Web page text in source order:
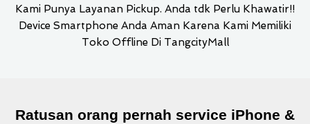
Kami Punya Layanan Pickup. Anda tdk Perlu Khawatir!!
Device Smartphone Anda Aman Karena Kami Memiliki
Toko Offline Di TangcityMall
Ratusan orang pernah service iPhone &